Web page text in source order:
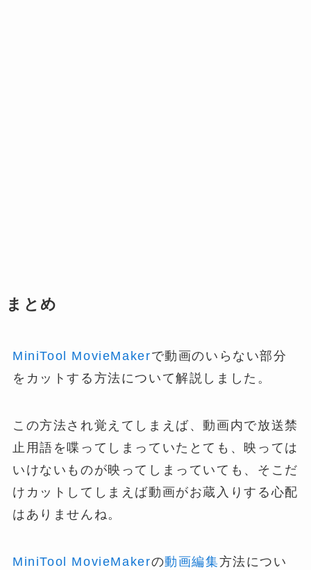
まとめ
MiniTool MovieMakerで動画のいらない部分
をカットする方法について解説しました。
この方法され覚えてしまえば、動画内で放送禁
止用語を喋ってしまっていたとても、映っては
いけないものが映ってしまっていても、そこだ
けカットしてしまえば動画がお蔵入りする心配
はありませんね。
MiniTool MovieMakerの動画編集方法につい